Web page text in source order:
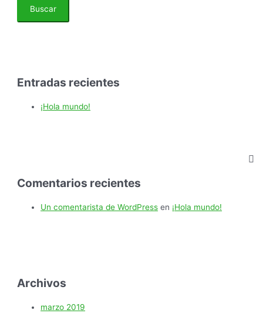
Entradas recientes
¡Hola mundo!
Comentarios recientes
Un comentarista de WordPress en ¡Hola mundo!
Archivos
marzo 2019